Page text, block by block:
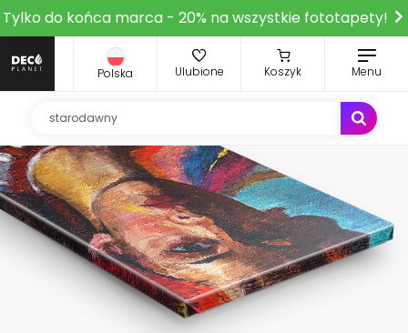
Tylko do końca marca - 20% na wszystkie fototapety!
Polska Ulubione Koszyk Menu